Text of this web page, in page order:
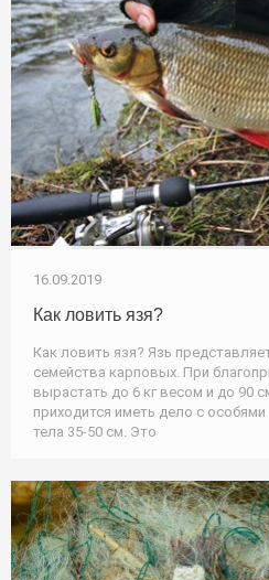
16.09.2019
Как ловить язя?
Как ловить язя? Язь
семейства карповых. При
вырастать до 6 кг весом и до 90
приходится иметь дело с
тела 35-50 см. Это